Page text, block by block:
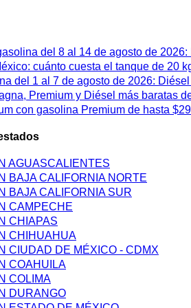
del 8 al 14 de agosto de
cuánto cuesta el tanque de 20
del 1 al 7 de agosto de 2026:
Premium y Diésel más baratas
con gasolina Premium de hasta
AGUASCALIENTES
BAJA CALIFORNIA NORTE
BAJA CALIFORNIA SUR
CAMPECHE
CHIAPAS
CHIHUAHUA
CIUDAD DE MÉXICO - CDMX
COAHUILA
COLIMA
DURANGO